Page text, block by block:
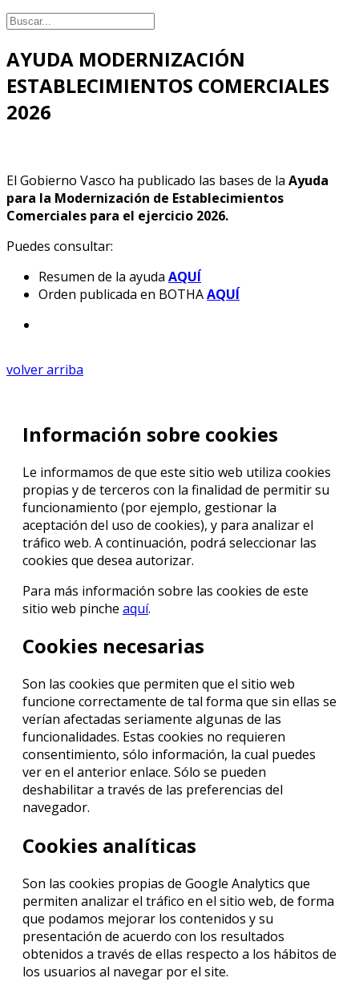
AYUDA MODERNIZACIÓN
ESTABLECIMIENTOS COMERCIALES
2026
El Gobierno Vasco ha publicado las bases de la Ayuda
para la Modernización de Establecimientos
Comerciales para el ejercicio 2026.
Puedes consultar:
Resumen de la ayuda AQUÍ
Orden publicada en BOTHAAQUÍ
volver arriba
Información sobre cookies
Le informamos de que este sitio web utiliza cookies
propias y de terceros con la finalidad de permitir su
funcionamiento (por ejemplo, gestionar la
aceptación del uso de cookies), y para analizar el
tráfico web. A continuación, podrá seleccionar las
cookies que desea autorizar.
Para más información sobre las cookies de este
sitio web pinche aquí.
Cookies necesarias
Son las cookies que permiten que el sitio web
funcione correctamente de tal forma que sin ellas se
verían afectadas seriamente algunas de las
funcionalidades. Estas cookies no requieren
consentimiento, sólo información, la cual puedes
ver en el anterior enlace. Sólo se pueden
deshabilitar a través de las preferencias del
navegador.
Cookies analíticas
Son las cookies propias de Google Analytics que
permiten analizar el tráfico en el sitio web, de forma
que podamos mejorar los contenidos y su
presentación de acuerdo con los resultados
obtenidos a través de ellas respecto a los hábitos de
los usuarios al navegar por el site.